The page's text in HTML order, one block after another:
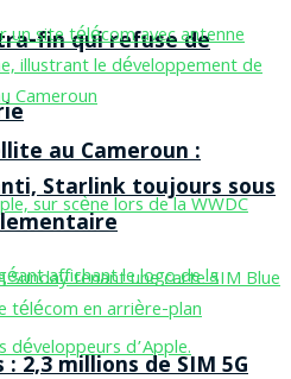
fin qui refuse de
au Cameroun :
Starlink toujours sous
: 2,3 millions de SIM 5G